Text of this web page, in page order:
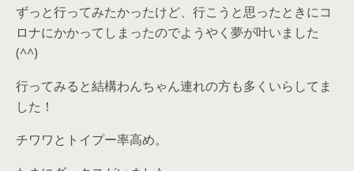
ずっと行ってみたかったけど、行こうと思ったときにコ
ロナにかかってしまったのでようやく夢が叶いました
(^^)
行ってみると結構わんちゃん連れの方も多くいらしてま
した！
チワワとトイプー率高め。